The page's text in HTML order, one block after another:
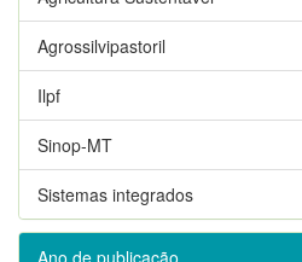
Agrossilvipastoril
Ilpf
Sinop-MT
Sistemas integrados
Ano de publicação